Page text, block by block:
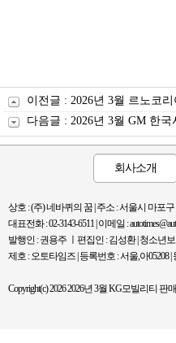
이전글 : 2026년 3월 르노코
다음글 : 2026년 3월 GM 한
회사소개
상호 : (주) 네바퀴의 꿈 | 주소 : 서울시 마포
대표전화 : 02-3143-6511 | 이메일 :
발행인 : 권용주 ㅣ편집인 : 김성환 | 청소년
제호 : 오토타임즈 | 등록번호 : 서울,아05208 |
Copyright(c) 2026 2026년 3월 KG모빌리티 판